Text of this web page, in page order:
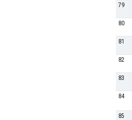
79
80
81
82
83
84
85